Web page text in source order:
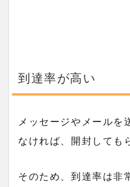
到達率が高い
メッセージやメールを
なければ、開封しても
そのため、到達率は非